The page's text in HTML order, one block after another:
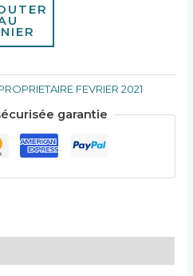
FEVRIER 2021
garantie